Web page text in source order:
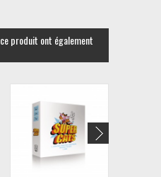
produit ont également